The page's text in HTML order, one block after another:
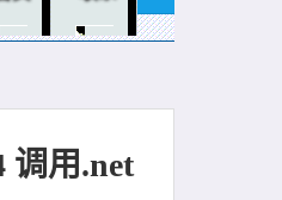
调用.net